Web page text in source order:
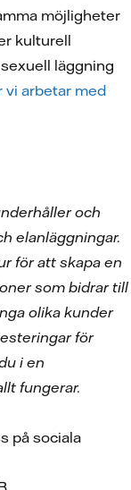
möjligheter
kulturell
läggning
vi arbetar med
och
elanläggningar.
för att skapa en
som bidrar till
olika kunder
för
i en
fungerar.
på sociala